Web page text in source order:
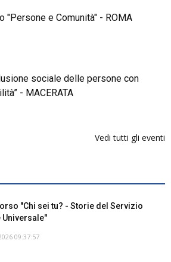
"Persone e Comunità" - ROMA
sociale delle persone con
- MACERATA
Vedi tutti gli eventi
"Chi sei tu? - Storie del Servizio
Universale"
09:37:57